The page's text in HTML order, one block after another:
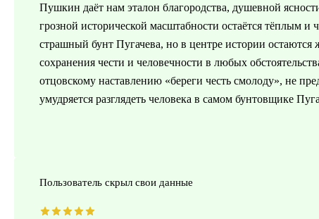
Пушкин даёт нам эталон благородства, душевной
грозной исторической масштабности остаётся тёплым
страшный бунт Пугачева, но в центре истории
сохранения чести и человечности в любых
отцовскому наставлению «береги честь смолоду», не
умудряется разглядеть человека в самом бунтовщике
Пользователь скрыл свои данные